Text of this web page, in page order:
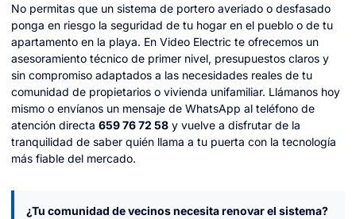
No permitas que un sistema de portero averiado o desfasado
ponga en riesgo la seguridad de tu hogar en el pueblo o de tu
apartamento en la playa. En Video Electric te ofrecemos un
asesoramiento técnico de primer nivel, presupuestos claros y
sin compromiso adaptados a las necesidades reales de tu
comunidad de propietarios o vivienda unifamiliar. Llámanos hoy
mismo o envíanos un mensaje de WhatsApp al teléfono de
atención directa 659 76 72 58 y vuelve a disfrutar de la
tranquilidad de saber quién llama a tu puerta con la tecnología
más fiable del mercado.
¿Tu comunidad de vecinos necesita renovar el sistema?